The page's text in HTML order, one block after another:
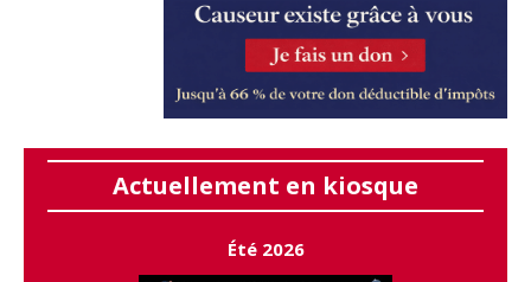
Actuellement en kiosque
Été 2026